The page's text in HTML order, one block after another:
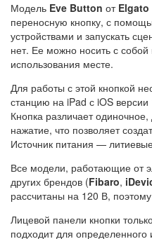
Модель Eve Button от Elgato
переносную кнопку, с
устройствами и запускать
нет. Ее можно носить с
использования месте.
Для работы с этой кнопкой
станцию на iPad с iOS
Кнопка различает
нажатие, что позволяет
Источник питания —
Все модели, работающие от
других брендов (Fibaro,
рассчитаны на 120 В,
Лицевой панели кнопки
подходит для